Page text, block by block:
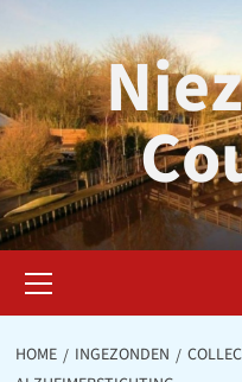
naar
de
inhoud
menu
HOME INGEZONDEN